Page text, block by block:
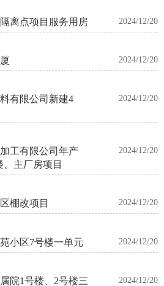
离点项目服务用房 2024/12/20
2024/12/20
有限公司新建4
2024/12/20
工有限公司年产
、主厂房项目
2024/12/20
棚改项目 2024/12/20
小区7号楼一单元 2024/12/20
院1号楼、2号楼三 2024/12/20